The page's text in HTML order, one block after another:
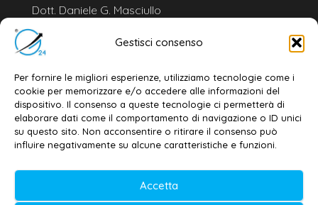
Gestisci consenso
Per fornire le migliori esperienze, utilizziamo tecnologie come i
cookie per memorizzare e/o accedere alle informazioni del
dispositivo. Il consenso a queste tecnologie ci permetterà di
elaborare dati come il comportamento di navigazione o ID unici
su questo sito. Non acconsentire o ritirare il consenso può
influire negativamente su alcune caratteristiche e funzioni.
Accetta
Dott. Daniele G. Masciullo
Email:
Contatti
Privacy policy–Cookie policy
© 2020-2026 | Galatina24 ®
Stampa Tribunale di Lecce